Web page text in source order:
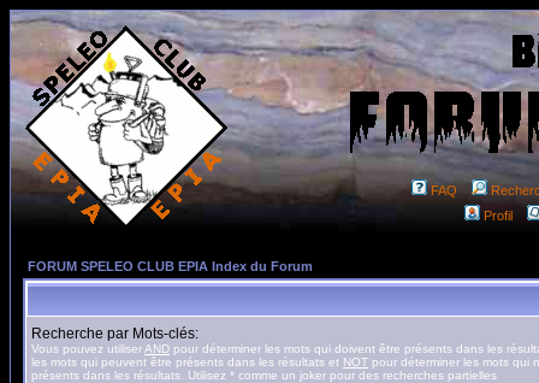
FAQ
Profil
FORUM SPELEO CLUB EPIA Index du Forum
Recherche par Mots-clés:
Vous pouvez utiliserAND pour déterminer les mots qui doivent être présents dans les
les mots qui peuvent être présents dans les résultats et NOT pour déterminer les mots qui
présents dans les résultats. Utilisez * comme un joker pour des recherches partielles